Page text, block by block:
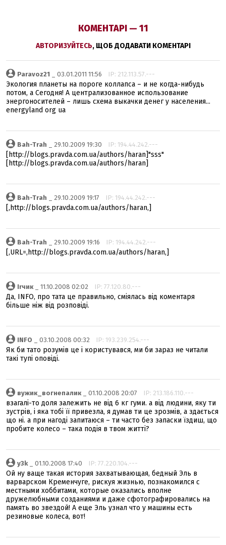
КОМЕНТАРІ — 11
АВТОРИЗУЙТЕСЬ, ЩОБ ДОДАВАТИ КОМЕНТАРІ
Paravoz21 _ 03.01.2011 11:56 IP: 212.113.57.---
Экология планеты на пороге коллапса – и не когда-нибудь
потом, а Сегодня! А централизованное использование
энергоносителей – лишь схема выкачки денег у населения...
energyland org ua
Bah-Trah _ 29.10.2009 19:30 IP: 194.44.242.---
[http://blogs.pravda.com.ua/authors/haran]"sss"
[http://blogs.pravda.com.ua/authors/haran]
Bah-Trah _ 29.10.2009 19:17 IP: 194.44.242.---
[,http://blogs.pravda.com.ua/authors/haran,]
Bah-Trah _ 29.10.2009 19:16 IP: 194.44.242.---
[,URL=,http://blogs.pravda.com.ua/authors/haran,]
Irчик_ 11.10.2008 02:02 IP: 77.120.80.---
Да, INFO, про тата це правильно, сміялась від коментаря
більше ніж від розповіді.
INFO _ 03.10.2008 00:32 IP: 193.239.254.---
Як би тато розумів це і користувався, ми би зараз не читали
такі тупі оповіді.
вужик_вогнепалик_ 01.10.2008 20:07 IP: 213.186.110.---
взагалі-то доля залежить не від 6 кг гуми. а від людини, яку ти
зустрів, і яка тобі її привезла, я думав ти це зрозмів, а здається
що ні. а при нагоді запитаюся – ти часто без запаски їздиш, що
пробите колесо – така подія в твом житті?
y3k_ 01.10.2008 17:40 IP: 77.220.104.---
Ой ну ваще такая история захватывающая, бедный Эль в
варварском Кременчуге, рискуя жизнью, познакомился с
местными хоббитами, которые оказались вполне
дружелюбными созданиями и даже сфотографировались на
память во звездой! А еще Эль узнал что у машины есть
резиновые колеса, вот!